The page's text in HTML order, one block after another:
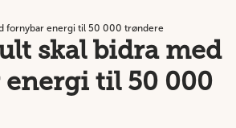
fornybar energi til 50 000 trøndere
skal bidra med
til 50 000